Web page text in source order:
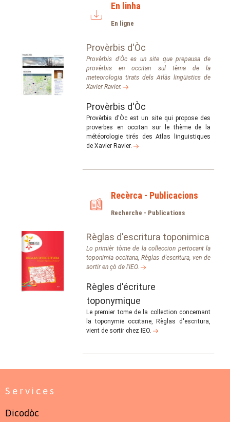
En linha
En ligne
Provèrbis d'Òc
Provèrbis d'Òc es un site que prepausa de
provèrbis en occitan sul tèma de la
meteorologia tirats dels Atlàs lingüistics de
Xavier Ravier.
Provèrbis d'Òc
Provèrbis d'Òc est un site qui propose des
proverbes en occitan sur le thème de la
météorologie tirés des Atlas linguistiques
de Xavier Ravier.
Recèrca - Publicacions
Recherche - Publications
Règlas d'escritura toponimica
Lo primièr tòme de la colleccion pertocant la
toponimia occitana, Règlas d'escritura, ven de
sortir en çò de l’IEO.
Règles d'écriture
toponymique
Le premier tome de la collection concernant
la toponymie occitane, Règlas d'escritura,
vient de sortir chez IEO.
Services
Dicodòc